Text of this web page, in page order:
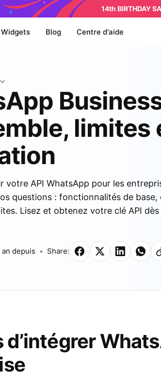
14th BIRTHDAY
Widgets Blog Centre d'aide
limites
votre API WhatsApp pour les
questions : fonctionnalités de base,
Lisez et obtenez votre clé API
an depuis Share:
d’intégrer